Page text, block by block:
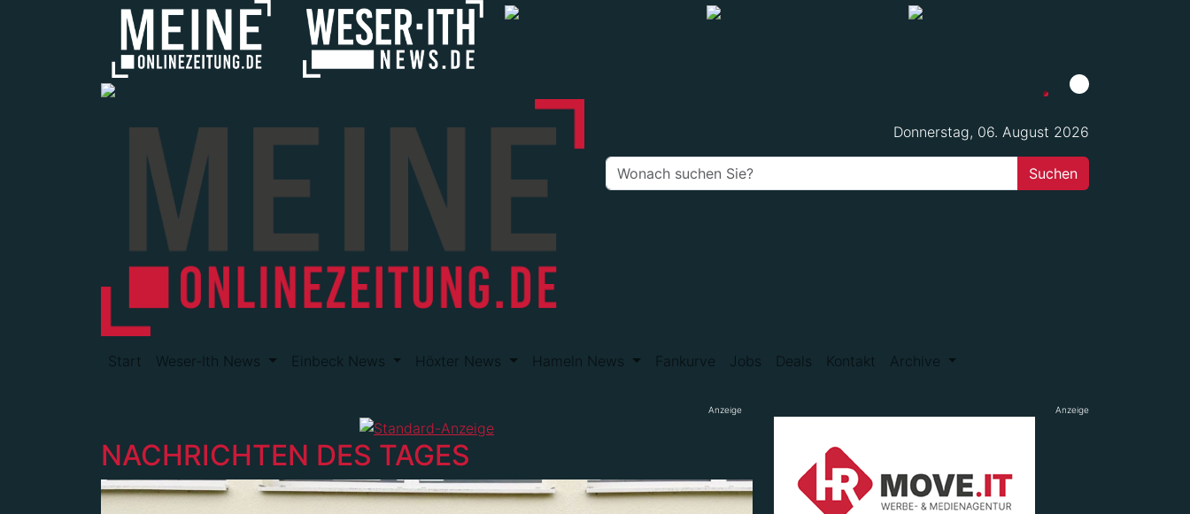
Donnerstag, 06. August 2026
Start Weser-Ith News Einbeck News Höxter News Hameln News Fankurve Jobs Deals Kontakt Archive
Anzeige
NACHRICHTEN DES TAGES
Anzeige